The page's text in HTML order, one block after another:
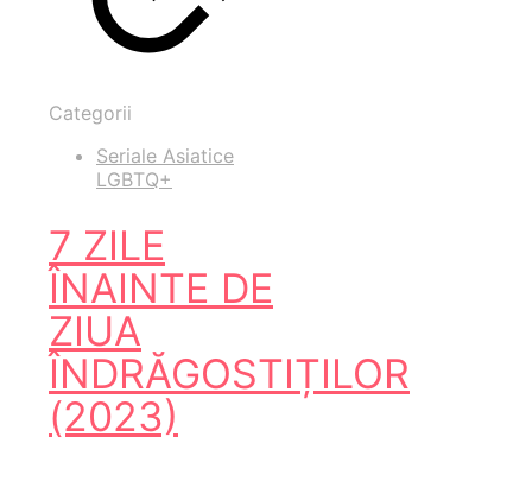
Categorii
Seriale Asiatice
LGBTQ+
7 ZILE
ÎNAINTE DE
ZIUA
ÎNDRĂGOSTIȚILOR
(2023)